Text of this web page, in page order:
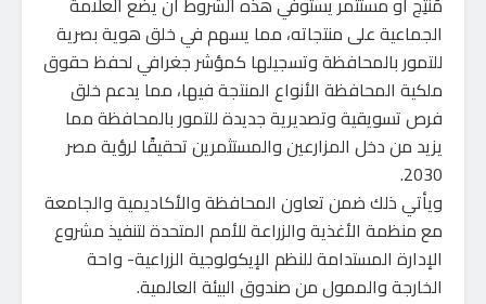
الجماعية على منتجاته، مما يسهم في خلق هوية بصرية
للتمور بالمحافظة وتسجيلها كمؤشر جغرافي لحفظ حقوق
ملكية المحافظة الأنواع المنتجة فيها، مما يدعم خلق
فرص تسويقية وتصديرية جديدة للتمور بالمحافظة مما
يزيد من دخل المزارعين والمستثمرين تحقيقًا لرؤية مصر
2030.
ويأتي ذلك ضمن تعاون المحافظة والأكاديمية والجامعة
مع منظمة الأغذية والزراعة للأمم المتحدة لتنفيذ مشروع
الإدارة المستدامة للنظم الإيكولوجية الزراعية- واحة
الخارجة والممول من صندوق البيئة العالمية.